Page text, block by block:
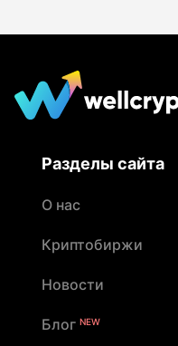
Разделы сайта
О нас
Криптобиржи
Новости
Блог NEW